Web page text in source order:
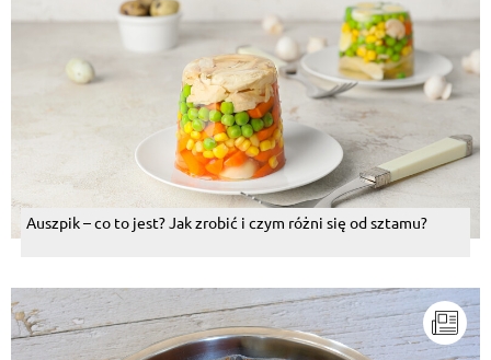
Auszpik – co to jest? Jak zrobić i czym różni się od sztamu?